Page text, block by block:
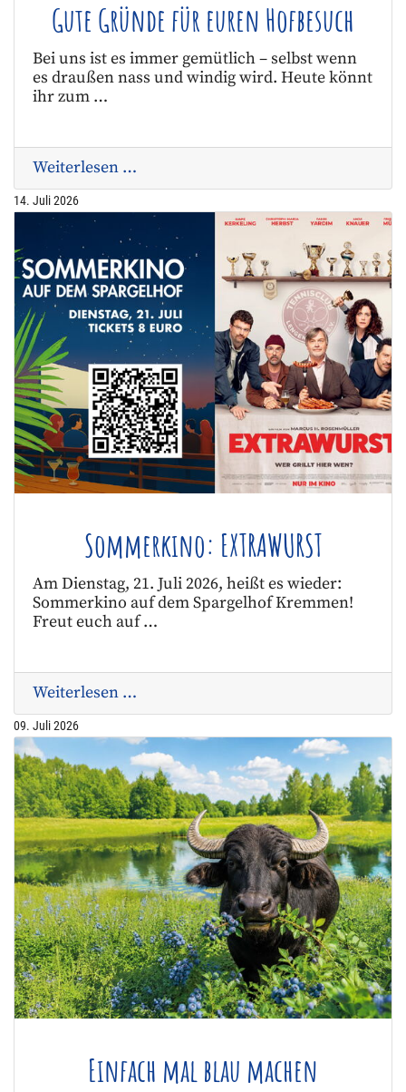
Gute Gründe für euren Hofbesuch
Bei uns ist es immer gemütlich – selbst wenn
es draußen nass und windig wird. Heute könnt
ihr zum …
Weiterlesen …
14. Juli 2026
Sommerkino: EXTRAWURST
Am Dienstag, 21. Juli 2026, heißt es wieder:
Sommerkino auf dem Spargelhof Kremmen!
Freut euch auf …
Weiterlesen …
09. Juli 2026
Einfach mal blau machen